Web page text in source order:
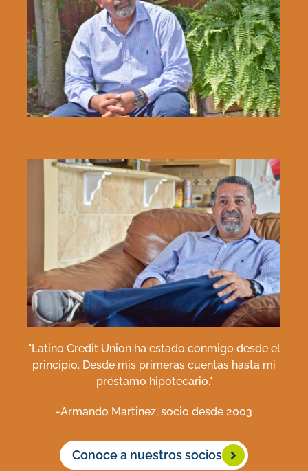
"Latino Credit Union ha estado conmigo desde el
principio. Desde mis primeras cuentas hasta mi
préstamo hipotecario."
-Armando Martinez, socio desde 2003
Conoce a nuestros socios